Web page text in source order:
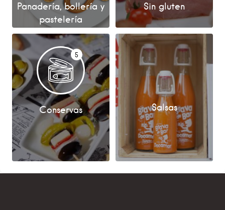
Panadería, bollería y
pastelería
Sin gluten
5
Conservas Salsas